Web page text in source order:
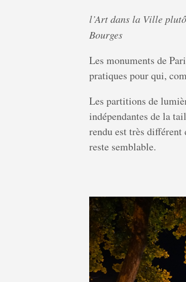
l’Art dans la Ville
Bourges
Les monuments de
pratiques pour qui,
Les partitions de
indépendantes de la
rendu est très
reste semblable.